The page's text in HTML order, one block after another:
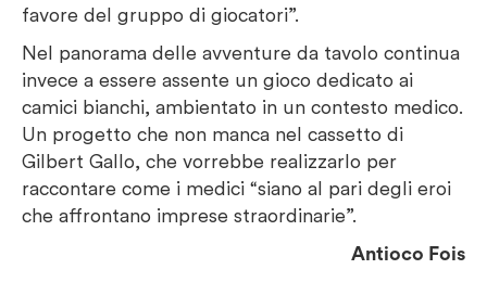
favore del gruppo di giocatori”.
Nel panorama delle avventure da tavolo continua
invece a essere assente un gioco dedicato ai
camici bianchi, ambientato in un contesto medico.
Un progetto che non manca nel cassetto di
Gilbert Gallo, che vorrebbe realizzarlo per
raccontare come i medici “siano al pari degli eroi
che affrontano imprese straordinarie”.
Antioco Fois